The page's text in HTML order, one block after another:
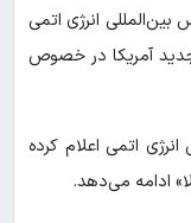
بین‌المللی انرژی اتمی
جدید آمریکا در خصوص
اتمی اعلام کرده
ادامه می‌دهد.